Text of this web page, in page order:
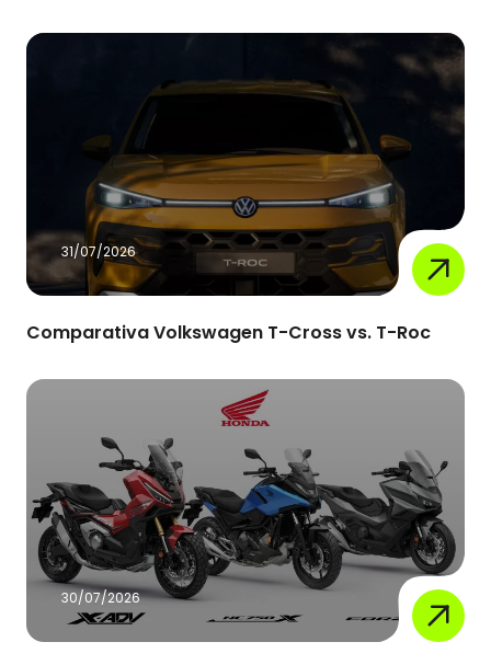
31/07/2026
Comparativa Volkswagen T-Cross vs. T-Roc
30/07/2026